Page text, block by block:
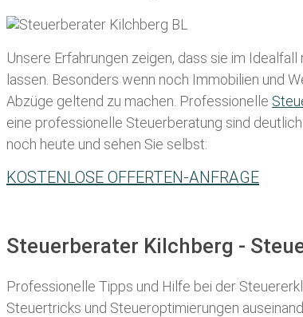
Unsere Erfahrungen zeigen, dass sie im
lassen . Besonders wenn noch Immobilien und
Abzüge geltend zu machen. Professionelle
eine professionelle Steuerberatung sind
noch heute und sehen Sie selbst:
KOSTENLOSE OFFERTEN-ANFRAGE
Steuerberater Kilchberg -
Professionelle Tipps und Hilfe bei der Ste
Steuertricks und Steueroptimierungen